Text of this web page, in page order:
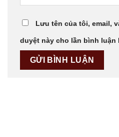
Lưu tên của tôi, email,
duyệt này cho lần bình luận